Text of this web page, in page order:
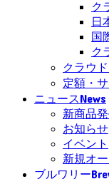
ク
日
国
ク
クラウ
定額・
ニュースNews
新商品
お知らせ
イベント
新規オ
ブルワリー